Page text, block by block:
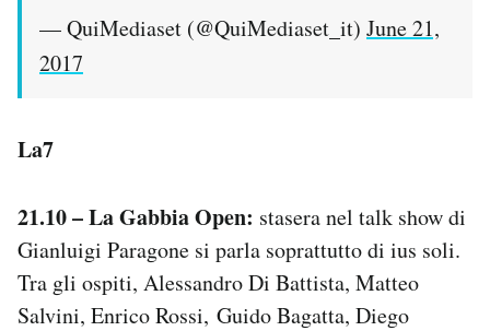
— QuiMediaset (@QuiMediaset_it) June 21,
2017
La7
21.10 – La Gabbia Open: stasera nel talk show di
Gianluigi Paragone si parla soprattutto di ius soli.
Tra gli ospiti, Alessandro Di Battista, Matteo
Salvini, Enrico Rossi, Guido Bagatta, Diego